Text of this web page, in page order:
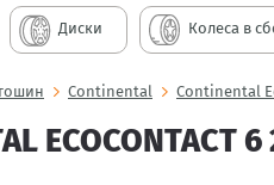
Диски Колеса в
Continental Continental
ECOCONTACT